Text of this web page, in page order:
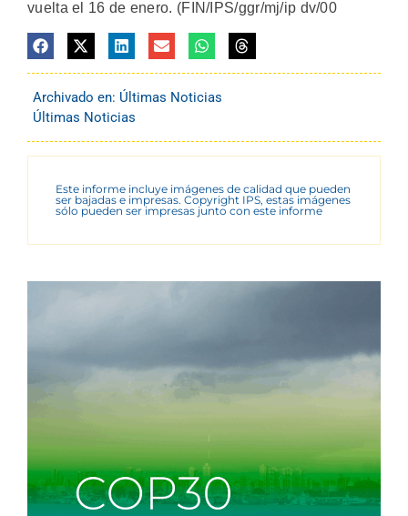
vuelta el 16 de enero. (FIN/IPS/ggr/mj/ip dv/00
Archivado en: Últimas Noticias
Últimas Noticias
Este informe incluye imágenes de calidad que pueden
ser bajadas e impresas. Copyright IPS, estas imágenes
sólo pueden ser impresas junto con este informe